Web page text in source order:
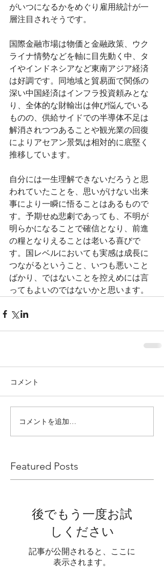
がいつになるかをめぐり雇用統計が一
層注目されそうです。
国際金融市場は物価と金融政策、ウク
ライナ情勢などを軸に目先動く中、タ
イやインドネシアなど東南アジア経済
は好調です。同地域と貿易面で関係の
深い中国経済はインフラ投資頼みとな
り、全体的な財輸出は伸び悩んでいる
ものの、供給サイドでの半導体不足は
解消されつつあることや観光業の回復
によりアセアン景気は相対的に底堅く
推移しています。
自分には一生理解できないだろうと思
われていたことを、思いがけない出来
事により一瞬に悟ることはあるもので
す。予期せぬ悲劇であっても、不明が
明らかになることで確信となり、前進
の糧となりえることは老いる喜びで
す。国レベルにおいても実感は成長に
つながるということ、いつも悪いこと
ばかり、ではないことを控えめには言
ってもよいのではないかと思います。
コメント
コメントを追加…
Featured Posts
後でもう一度お試
しください
記事が公開されると、ここに
表示されます。